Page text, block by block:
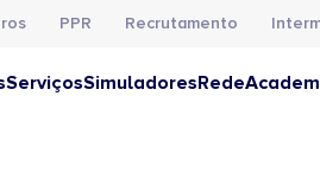
PPR Recrutamento
ServiçosSimuladoresRede